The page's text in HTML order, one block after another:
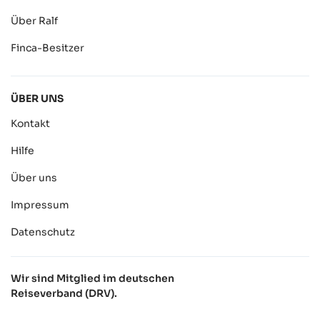
Über Ralf
Finca-Besitzer
ÜBER UNS
Kontakt
Hilfe
Über uns
Impressum
Datenschutz
Wir sind Mitglied im deutschen
Reiseverband (DRV).